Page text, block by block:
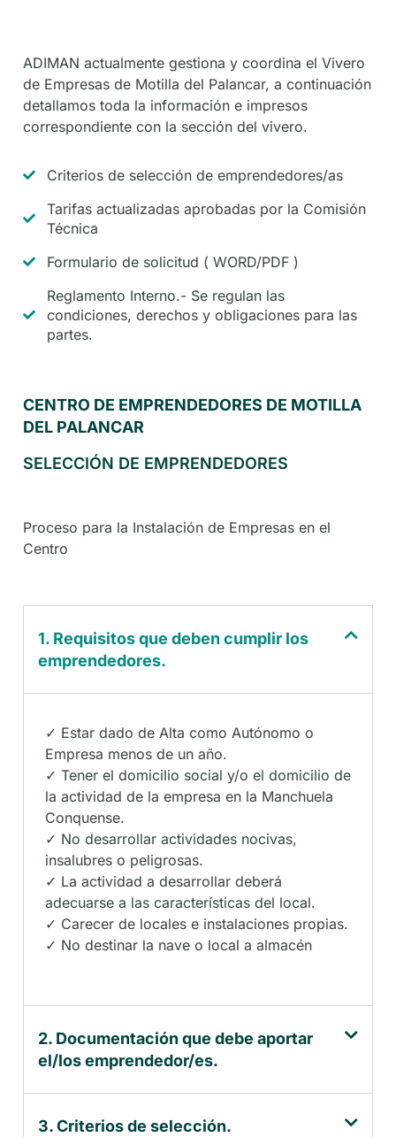
ADIMAN actualmente gestiona y coordina el Vivero
de Empresas de Motilla del Palancar, a continuación
detallamos toda la información e impresos
correspondiente con la sección del vivero.
Criterios de selección de emprendedores/as
Tarifas actualizadas aprobadas por la Comisión
Técnica
Formulario de solicitud ( WORD/PDF )
Reglamento Interno.- Se regulan las
condiciones, derechos y obligaciones para las
partes.
CENTRO DE EMPRENDEDORES DE MOTILLA
DEL PALANCAR
SELECCIÓN DE EMPRENDEDORES
Proceso para la Instalación de Empresas en el
Centro
1. Requisitos que deben cumplir los
emprendedores.
✓ Estar dado de Alta como Autónomo o
Empresa menos de un año.
✓ Tener el domicilio social y/o el domicilio de
la actividad de la empresa en la Manchuela
Conquense.
✓ No desarrollar actividades nocivas,
insalubres o peligrosas.
✓ La actividad a desarrollar deberá
adecuarse a las características del local.
✓ Carecer de locales e instalaciones propias.
✓ No destinar la nave o local a almacén
2. Documentación que debe aportar
el/los emprendedor/es.
3. Criterios de selección.